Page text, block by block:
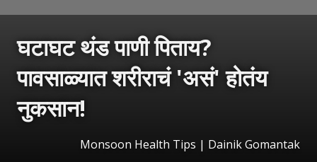
घटाघट थंड पाणी पिताय?
पावसाळ्यात शरीराचं 'असं' होतंय
नुकसान!
Monsoon Health Tips | Dainik Gomantak